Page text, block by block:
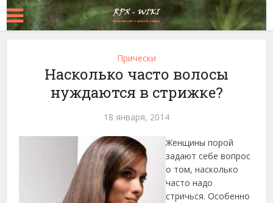
Прически
Насколько часто волосы
нуждаются в стрижке?
18 января, 2014
Женщины порой
задают себе вопрос
о том, насколько
часто надо
стричься. Особенно